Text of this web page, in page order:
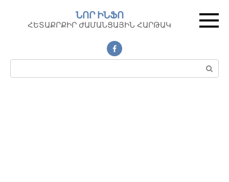
контенту
ՆՈՐ ԻՆՖՈ
ՀԵՏԱՔՐՔԻՐ ԺԱՄԱՆՑԱՅԻՆ ՀԱՐԹԱԿ
Поиск: